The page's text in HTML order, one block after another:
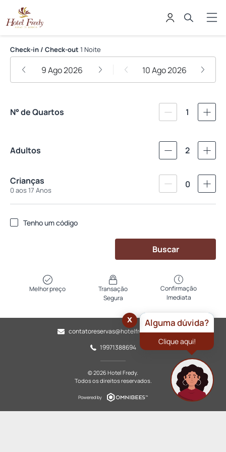
Hotel Fredy
Check-in / Check-out 1 Noite
9 Ago 2026 10 Ago 2026
N° de Quartos 1
Adultos 2
Crianças
0 aos 17 Anos
0
Tenho um código
Buscar
Melhor preço
Transação
Segura
Confirmação
Imediata
contatoreservas@hotelfredy.com.br
19971388694
© 2026 Hotel Fredy.
Todos os direitos reservados.
Powered by
Alguma dúvida?
Clique aqui!
x